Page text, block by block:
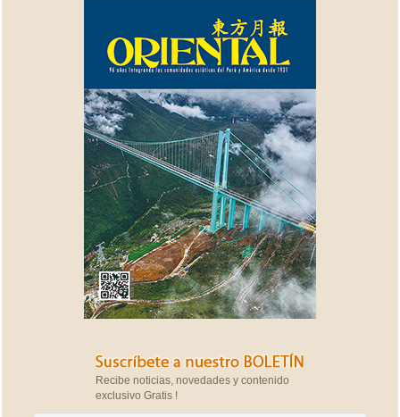
Recibe noticias, novedades y contenido
exclusivo Gratis !